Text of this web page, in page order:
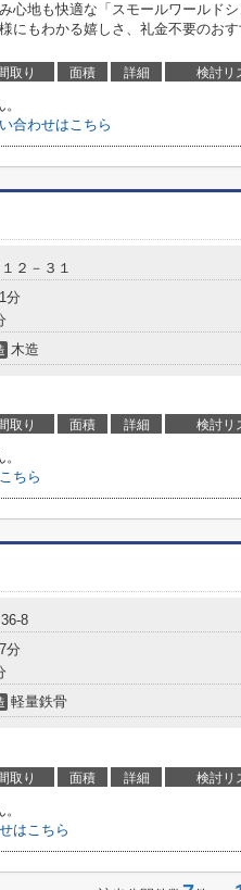
心地も快適な「スモールワールド
にもわかる嬉しさ、礼金不要のお
取り 面積 詳細 検討リ
合わせはこちら
２－３１
分
木造
取り 面積 詳細 検討リ
ちら
8
分
軽量鉄骨
取り 面積 詳細 検討リ
はこちら